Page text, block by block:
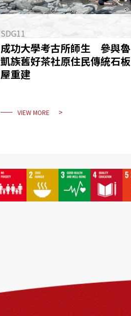
SDG11
成功大學考古所師生 參與魯
凱族舊好茶社原住民傳統石板
屋重建
VIEW MORE